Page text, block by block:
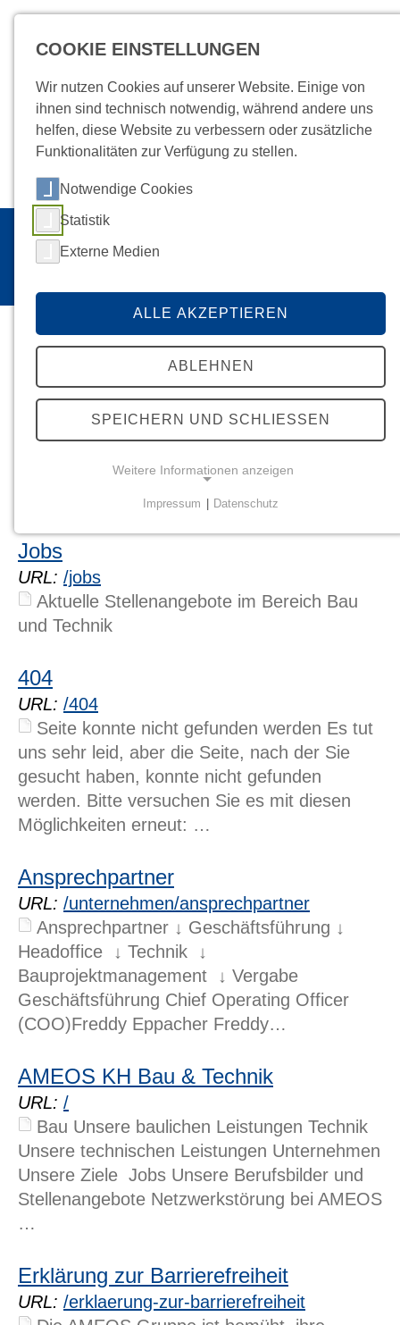
Jobs Anfahrt
Startseite/
SUCHE
Suche
Jobs
URL: /jobs
Aktuelle Stellenangebote im Bereich Bau
und Technik
404
URL: /404
Seite konnte nicht gefunden werden Es tut
uns sehr leid, aber die Seite, nach der Sie
gesucht haben, konnte nicht gefunden
werden. Bitte versuchen Sie es mit diesen
Möglichkeiten erneut: …
Ansprechpartner
URL: /unternehmen/ansprechpartner
Ansprechpartner ↓ Geschäftsführung ↓
Headoffice ↓ Technik ↓
Bauprojektmanagement ↓ Vergabe
Geschäftsführung Chief Operating Officer
(COO)Freddy Eppacher Freddy…
AMEOS KH Bau & Technik
URL: /
Bau Unsere baulichen Leistungen Technik
Unsere technischen Leistungen Unternehmen
Unsere Ziele Jobs Unsere Berufsbilder und
Stellenangebote Netzwerkstörung bei AMEOS
…
Erklärung zur Barrierefreiheit
URL: /erklaerung-zur-barrierefreiheit
COOKIE EINSTELLUNGEN
Wir nutzen Cookies auf unserer Website. Einige von
ihnen sind technisch notwendig, während andere uns
helfen, diese Website zu verbessern oder zusätzliche
Funktionalitäten zur Verfügung zu stellen.
Notwendige Cookies
Statistik
Externe Medien
ALLE AKZEPTIEREN
ABLEHNEN
SPEICHERN UND SCHLIESSEN
Weitere Informationen anzeigen
Notwendige Cookies ermöglichen grundlegende
Funktionen und sind für die einwandfreie Funktion
der Website erforderlich.
Einverständnis-Cookie
Zweck:
Dieser Cookie speichert die ausgewählten
Einverständnis-Optionen des Benutzers
Cookie Laufzeit:
STATISTIK
Statistik Cookies erfassen Informationen anonym.
Diese Informationen helfen uns zu verstehen, wie
unsere Besucher unsere Website nutzen.
Matomo
Name:
Anbieter:
Matomo
Zweck:
Cookie von Matomo für Website-Analysen. Erzeugt
statistische Daten darüber, wie der Besucher die
Website nutzt.
Impressum Datenschutz